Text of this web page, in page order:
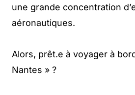
une grande concentration
aéronautiques.
Alors, prêt.e à voyager à
Nantes » ?